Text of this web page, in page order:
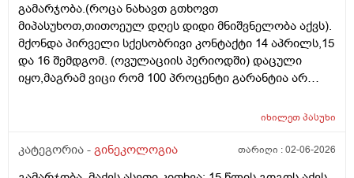
რომ დავუშვათ, ზოგიერთ ქალბატონს მეტი
რაოდენობა აქვთ მათ ორგანიზმში
კვერცხუჯრედებისა, დაბადების პროცესიდან და ზოგს
კი მცირე? მადლობთ!
გამარჯობა.(როცა ნახავთ გთხოვთ
მიპასუხოთ,თითოეულ დღეს დიდი მნიშვნელობა აქვს).
მქონდა პირველი სქესობრივი კონტაქტი 14 აპრილს,15
და 16 შემდგომ. (ოვულაციის პერიოდში) დაცული
იყო,მაგრამ ვიცი რომ 100 პროცენტი გარანტია არ
ვფოქრობ რადგანაც Implantation bleeding არსებობს და
ჩვეულებრივ 3-4 დღე,მაგრამ ადრე
იხილეთპასუხი
კატეგორია - გინეკოლოგია თარიღი :02-06-2026